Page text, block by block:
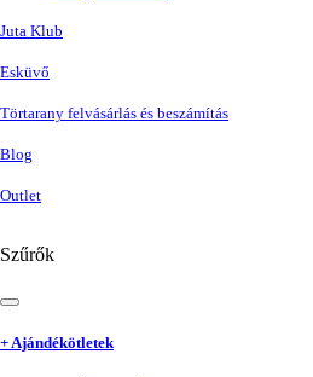
Juta Klub
Esküvő
Törtarany felvásárlás és beszámítás
Blog
Outlet
Szűrők
+ Ajándékötletek